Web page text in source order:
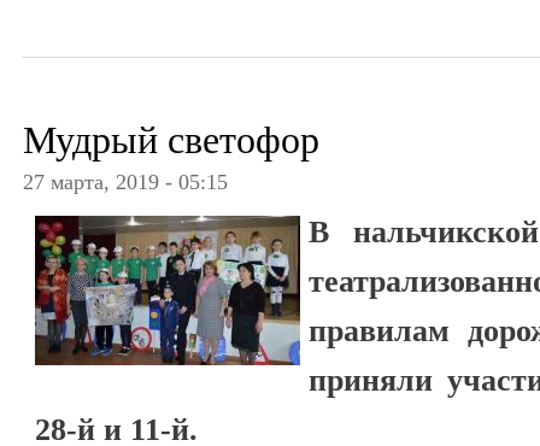
Мудрый светофор
27 марта, 2019 - 05:15
В
правилам
приняли
28-й и 11-й.